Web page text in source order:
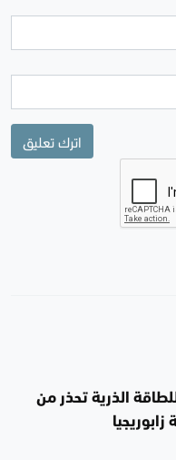
اترك تعليق
للطاقة الذرية تحذر من